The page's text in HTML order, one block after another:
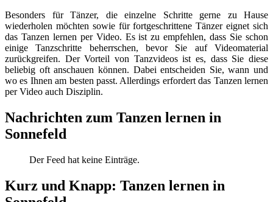
Besonders für Tänzer, die einzelne Schritte gerne zu Hause
wiederholen möchten sowie für fortgeschrittene Tänzer eignet sich
das Tanzen lernen per Video. Es ist zu empfehlen, dass Sie schon
einige Tanzschritte beherrschen, bevor Sie auf Videomaterial
zurückgreifen. Der Vorteil von Tanzvideos ist es, dass Sie diese
beliebig oft anschauen können. Dabei entscheiden Sie, wann und
wo es Ihnen am besten passt. Allerdings erfordert das Tanzen lernen
per Video auch Disziplin.
Nachrichten zum Tanzen lernen in
Sonnefeld
Der Feed hat keine Einträge.
Kurz und Knapp: Tanzen lernen in